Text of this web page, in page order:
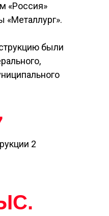
«Россия»
«Металлург».
были
2